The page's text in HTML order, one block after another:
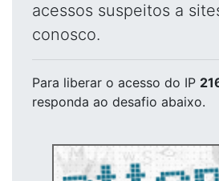
acessos suspeitos a
conosco.
Para liberar o acesso do IP
responda ao desafio abaixo.